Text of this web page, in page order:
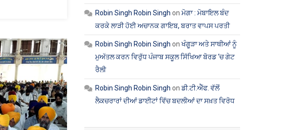
Robin Singh Robin Singh onਮੋਗਾ : ਮੋਬਾਇਲ ਬੰਦ
ਕਰਕੇ ਲਾੜੀ ਹੋਈ ਅਚਾਨਕ ਗਾਇਬ, ਬਰਾਤ ਵਾਪਸ ਪਰਤੀ
Robin Singh Robin Singh onਖੰਗੂੜਾ ਅਤੇ ਸਾਥੀਆਂ ਨੂੰ
ਮੁਅੱਤਲ ਕਰਨ ਵਿਰੁੱਧ ਪੰਜਾਬ ਸਕੂਲ ਸਿੱਖਿਆ ਬੋਰਡ ‘ਚ ਗੇਟ
ਰੈਲੀ
Robin Singh Robin Singh onਡੀ.ਟੀ.ਐੱਫ. ਵੱਲੋਂ
ਲੈਕਚਰਾਰਾਂ ਦੀਆਂ ਡਾਈਟਾਂ ਵਿੱਚ ਬਦਲੀਆਂ ਦਾ ਸਖ਼ਤ ਵਿਰੋਧ